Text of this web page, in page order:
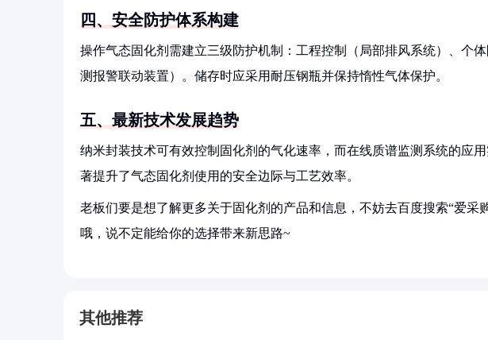
四、安全防护体系构建
操作气态固化剂需建立三级防护机制：工程控制（局部排风系统）、个
测报警联动装置）。储存时应采用耐压钢瓶并保持惰性气体保护。
五、最新技术发展趋势
纳米封装技术可有效控制固化剂的气化速率，而在线质谱监测系统的应
著提升了气态固化剂使用的安全边际与工艺效率。
老板们要是想了解更多关于固化剂的产品和信息，不妨去百度搜索“爱采
哦，说不定能给你的选择带来新思路~
其他推荐